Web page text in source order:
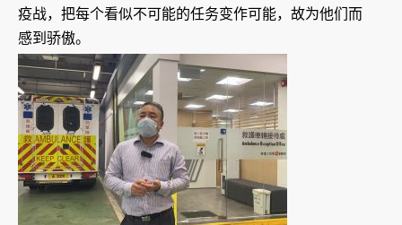
疫战，把每个看似不可能的任务变作可能，故为他们而
感到骄傲。